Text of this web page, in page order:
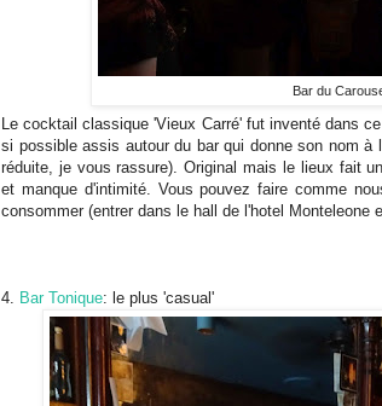
Bar du
Le cocktail classique 'Vieux Carré' fut inventé dans
si possible assis autour du bar qui donne son nom à
réduite, je vous rassure). Original mais le lieux fait
et manque d'intimité. Vous pouvez faire comme
consommer (entrer dans le hall de l'hotel
4. Bar Tonique: le plus 'casual'